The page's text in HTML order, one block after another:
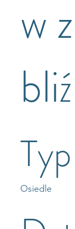
w
Osiedle